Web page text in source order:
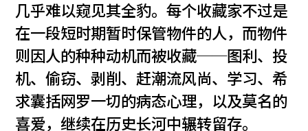
几乎难以窥见其全豹。每个收藏家不过是
在一段短时期暂时保管物件的人，而物件
则因人的种种动机而被收藏──图利、投
机、偷窃、剥削、赶潮流风尚、学习、希
求囊括网罗一切的病态心理，以及莫名的
喜爱，继续在历史长河中辗转留存。